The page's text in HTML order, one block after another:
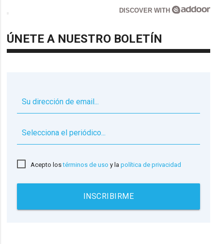
DISCOVER WITH
ÚNETE A NUESTRO BOLETÍN
Acepto lostérminos de uso y lapolítica de privacidad
INSCRIBIRME